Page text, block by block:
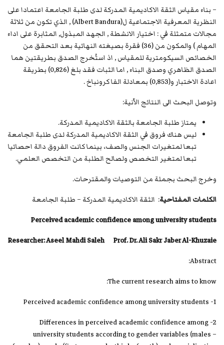
– بناء مقياس الثقة الاكاديمية المدركة لدى طلبة الجامعة اعتمادا على
النظرية المعرفية الاجتماعية ل(Albert Bandura) , الذي تكون من ثلاثة
مجالات متمثلة في : اختيار الانشطة , الجهد المبذول, المثابرة على اداء
المهام ) والمكون من (36) فقرة بصيغته النهائية بعد التحقق من
الخصائص السيكومترية للمقياس , اذ استُخرج الصدق بطريقتين هما
الصدق الظاهري وصدق البناء , اما الثبات فقد بلغ (0,826) بطريقة
اعادة الاختبار و(0,853) بمعادلة الفا كرونباخ .
وتوصل البحث الى النتائج الاّنية:
يمتاز طلبة الجامعة بالثقة الاكاديمية المدركة.
ليس هناك فروق في الثقة الاكاديمية المدركة لدى طلبة الجامعة
تبعا لمتغيرات الجنس والصف، بينما كانت الفروق دالة احصائيا
تبعا لمتغير التخصص ولصالح الطلبة من التخصص العلمي.
وخرج البحث بجملة من التوصيات والمقترحات.
الكلمات المفتاحية: الثقة الاكاديمية المدركة – طلبة الجامعة
Perceived academic confidence among university students
Researcher: Aseel Mahdi Saleh Prof. Dr. Ali Sakr Jaber Al-Khuzaie
Abstract:
The current research aims to know:
1- Perceived academic confidence among university students
2- Differences in perceived academic confidence among
university students according to gender variables (males –